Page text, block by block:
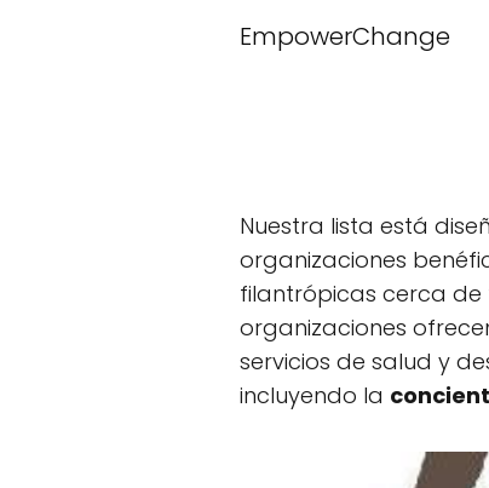
EmpowerChange
Nuestra lista está
organizaciones
filantrópicas cerca de
organizaciones
servicios de salud y
incluyendo la